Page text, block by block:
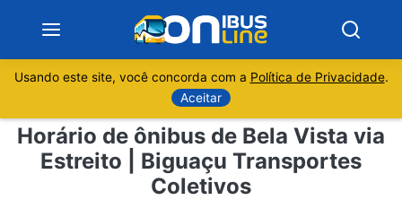
Sobre
Usando este site, você concorda com a Política de Privacidade.
Aceitar
Horário de ônibus de Bela Vista via
Estreito | Biguaçu Transportes
Coletivos